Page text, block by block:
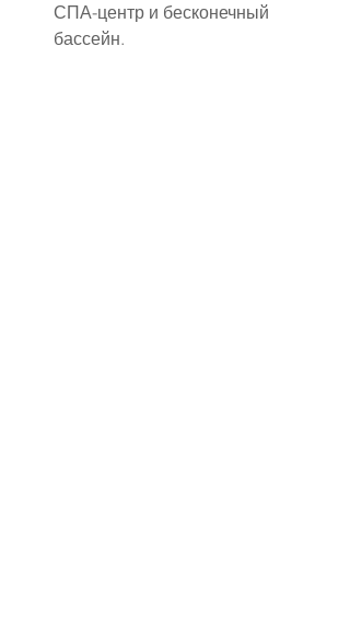
СПА-центр и бесконечный
бассейн.